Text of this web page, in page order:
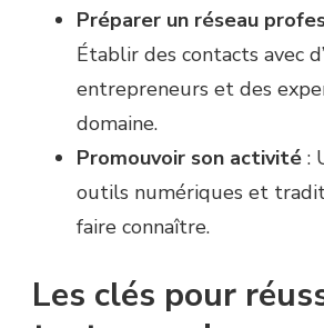
Préparer un réseau
Établir des contacts avec
entrepreneurs et des
domaine.
Promouvoir son activité :
outils numériques et
faire connaître.
Les clés pour